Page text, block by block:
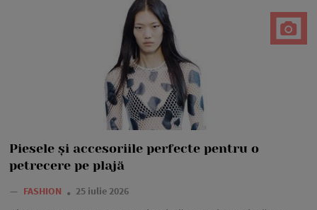
Piesele și accesoriile perfecte pentru o
petrecere pe plajă
— FASHION 25 iulie 2026